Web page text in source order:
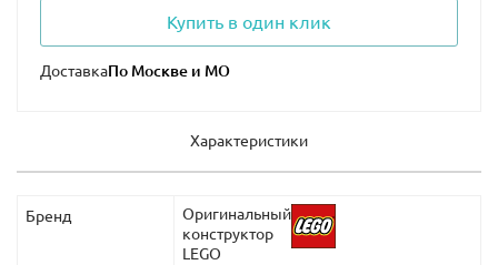
Купить в один клик
Доставка
Характеристики
Бренд
Оригинальный
конструктор
LEGO